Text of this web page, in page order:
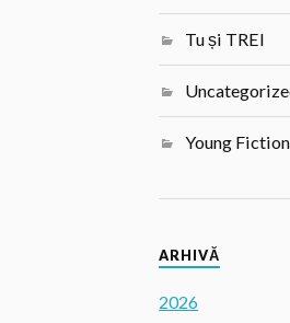
Tu și TREI
Young Fiction
ARHIVĂ
2026